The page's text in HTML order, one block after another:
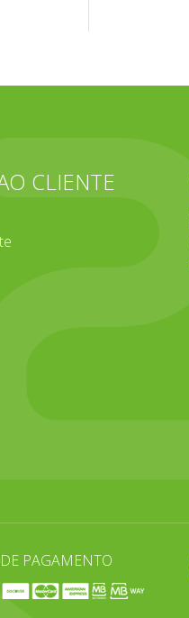
CLIENTE
PAGAMENTO